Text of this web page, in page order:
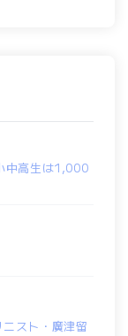
中高生は1,000
スト・廣津留